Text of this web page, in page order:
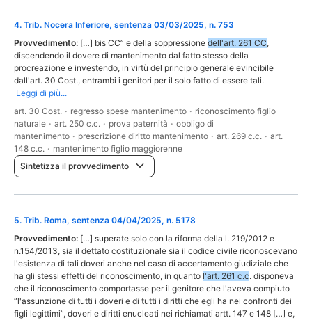
4. Trib. Nocera Inferiore, sentenza 03/03/2025, n. 753
Provvedimento: […] bis CC” e della soppressione dell'art. 261 CC,
discendendo il dovere di mantenimento dal fatto stesso della
procreazione e investendo, in virtù del principio generale evincibile
dall'art. 30 Cost., entrambi i genitori per il solo fatto di essere tali.
Leggi di più...
art. 30 Cost. · regresso spese mantenimento · riconoscimento figlio
naturale · art. 250 c.c. · prova paternità · obbligo di
mantenimento · prescrizione diritto mantenimento · art. 269 c.c. · art.
148 c.c. · mantenimento figlio maggiorenne
Sintetizza il provvedimento
5. Trib. Roma, sentenza 04/04/2025, n. 5178
Provvedimento: […] superate solo con la riforma della l. 219/2012 e
n.154/2013, sia il dettato costituzionale sia il codice civile riconoscevano
l'esistenza di tali doveri anche nel caso di accertamento giudiziale che
ha gli stessi effetti del riconoscimento, in quanto l'art. 261 c.c. disponeva
che il riconoscimento comportasse per il genitore che l'aveva compiuto
“l'assunzione di tutti i doveri e di tutti i diritti che egli ha nei confronti dei
figli legittimi”, doveri e diritti enucleati nei richiamati artt. 147 e 148 […] e,